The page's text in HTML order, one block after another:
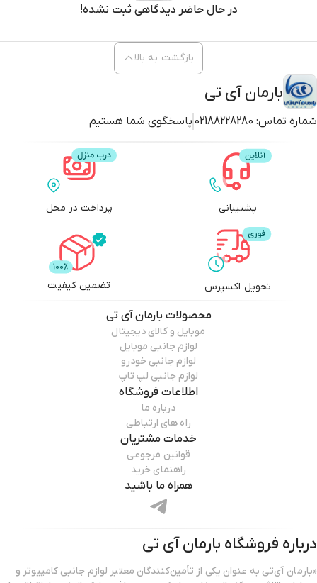
در حال حاضر دیدگاهی ثبت نشده!
بارمان آی تی
شماره تماس: 02188228280 پاسخگوی شما هستیم
بازگشت به بالا
پشتیبانی پرداخت در محل
تحویل اکسپرس تضمین کیفیت
محصولات بارمان آی تی
موبایل و کالای دیجیتال
لوازم جانبی موبایل
لوازم جانبی خودرو
لوازم جانبی لپ تاپ
اطلاعات فروشگاه
درباره ما
راه های ارتباطی
خدمات مشتریان
قوانین مرجوعی
راهنمای خرید
همراه ما باشید
درباره فروشگاه بارمان آی تی
«بارمان آی‌تی به عنوان یکی از تأمین‌کنندگان معتبر لوازم جانبی کامپیوتر و